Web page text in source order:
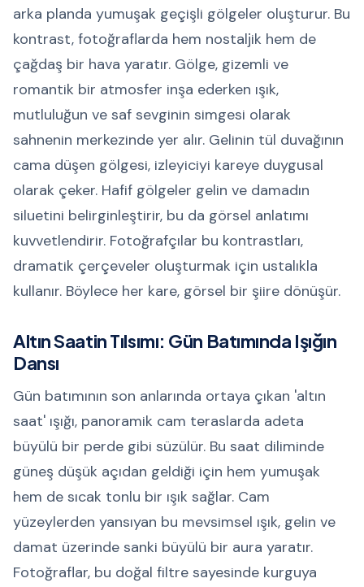
arka planda yumuşak geçişli gölgeler oluşturur. Bu
kontrast, fotoğraflarda hem nostaljik hem de
çağdaş bir hava yaratır. Gölge, gizemli ve
romantik bir atmosfer inşa ederken ışık,
mutluluğun ve saf sevginin simgesi olarak
sahnenin merkezinde yer alır. Gelinin tül duvağının
cama düşen gölgesi, izleyiciyi kareye duygusal
olarak çeker. Hafif gölgeler gelin ve damadın
siluetini belirginleştirir, bu da görsel anlatımı
kuvvetlendirir. Fotoğrafçılar bu kontrastları,
dramatik çerçeveler oluşturmak için ustalıkla
kullanır. Böylece her kare, görsel bir şiire dönüşür.
Altın Saatin Tılsımı: Gün Batımında Işığın
Dansı
Gün batımının son anlarında ortaya çıkan 'altın
saat' ışığı, panoramik cam teraslarda adeta
büyülü bir perde gibi süzülür. Bu saat diliminde
güneş düşük açıdan geldiği için hem yumuşak
hem de sıcak tonlu bir ışık sağlar. Cam
yüzeylerden yansıyan bu mevsimsel ışık, gelin ve
damat üzerinde sanki büyülü bir aura yaratır.
Fotoğraflar, bu doğal filtre sayesinde kurguya